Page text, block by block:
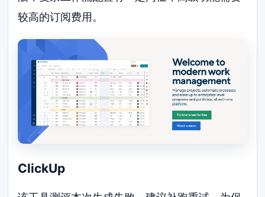
较高的订阅费用。
ClickUp